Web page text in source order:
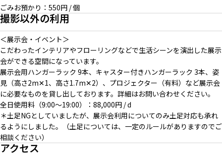
ごみお預かり：550円 / 個
撮影以外の利用
＜展示会・イベント＞
こだわったインテリアやフローリングなどで生活シーンを演出した展示
会ができる空間になっています。
展示会用ハンガーラック 9本、キャスター付きハンガーラック 3本、姿
見（高さ2m✕1、高さ1.7m✕2）、プロジェクター（有料）など展示会
に必要なものを貸し出しております。詳細はお問い合わせください。
全日使用料（9:00〜19:00）：88,000円 / d
＊土足NGとしていましたが、展示会利用についてのみ土足対応も承れ
るようにしました。（土足については、一定のルールがありますのでご
相談ください）
アクセス